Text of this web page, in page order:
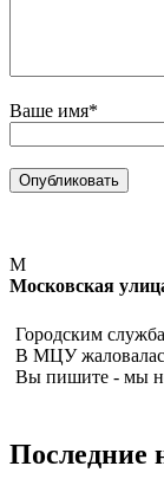
Ваше имя*
М
Московская
Городским
В МЦУ
Вы пишите - мы
Последние